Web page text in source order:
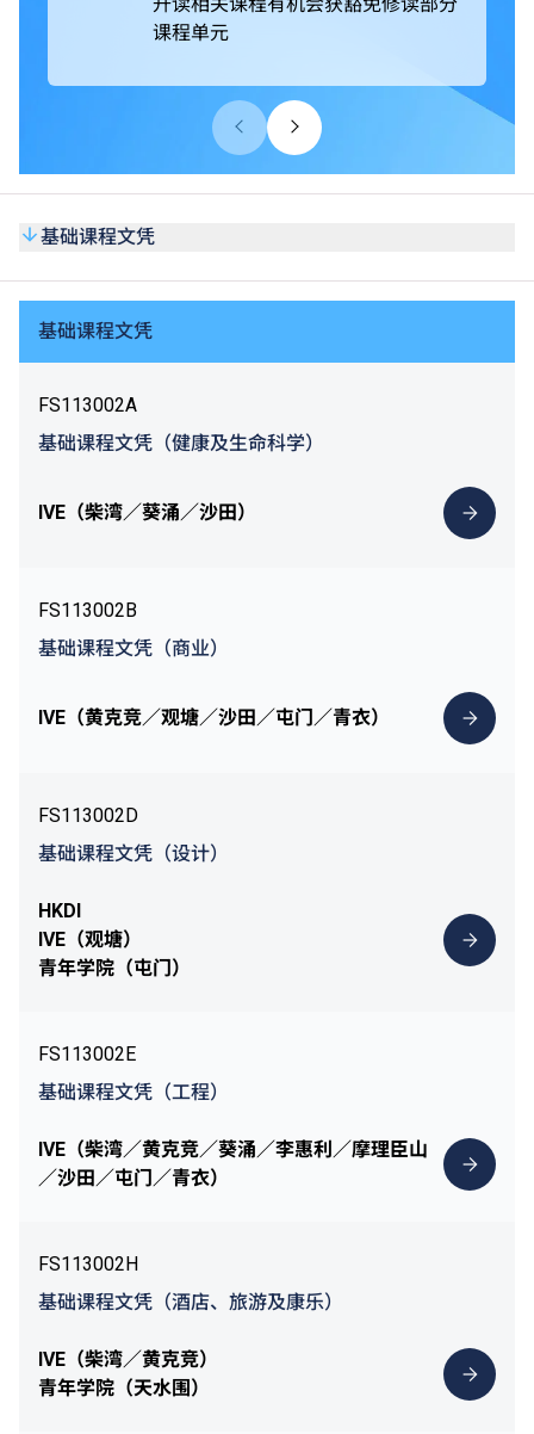
中国语文和英国语文科目）第2级成绩。同学亦可考虑修读
选修单元「基础数学（三）」，以申请需具备等同HKDSE
职位。课程亦获多个专业团体认可，同学在达到个别课程的
要求后，可申请成为业界学会会员或获授予专业证书。
课程单元
基础课程文凭
基础课程文凭
FS113002A
基础课程文凭（健康及生命科学）
IVE（柴湾／葵涌／沙田）
FS113002B
基础课程文凭（商业）
IVE（黄克竞／观塘／沙田／屯门／青衣）
FS113002D
基础课程文凭（设计）
HKDI
IVE（观塘）
青年学院（屯门）
FS113002E
基础课程文凭（工程）
IVE（柴湾／黄克竞／葵涌／李惠利／摩理臣山
／沙田／屯门／青衣）
FS113002H
基础课程文凭（酒店、旅游及康乐）
IVE（柴湾／黄克竞）
青年学院（天水围）